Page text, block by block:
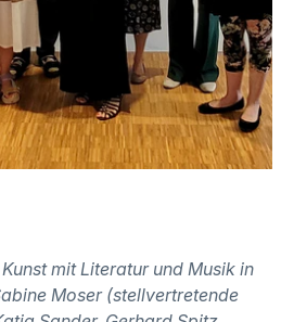
mit Literatur und Musik in
Moser (stellvertretende